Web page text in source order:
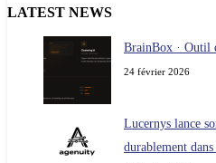
LATEST NEWS
BrainBox · Outil
24 février 2026
Lucernys lance
durablement